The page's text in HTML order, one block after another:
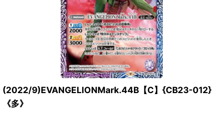
(2022/9)EVANGELIONMark.44B【C】{CB23-012}
《多》